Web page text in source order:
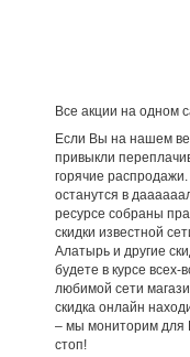
Все акции на одном
Если Вы на нашем
привыкли
горячие
останутся в
ресурсе собраны
скидки известной
Алатырь и другие
будете в курсе
любимой сети
скидка онлайн
– мы мониторим для
стоп!